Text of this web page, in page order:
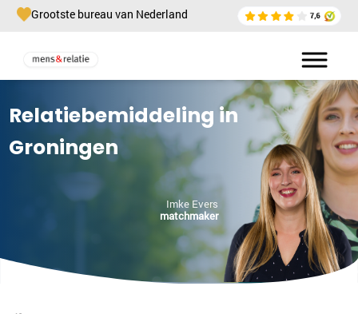
Grootste bureau van Nederland
Relatiebemiddeling in
Groningen
Imke Evers
matchmaker